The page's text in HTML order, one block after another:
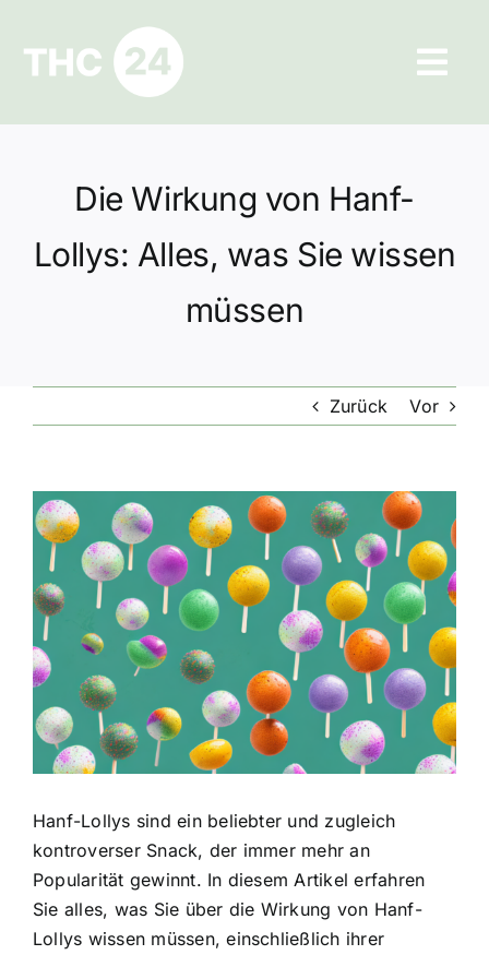
springen
Ratgeber
Hilfe und Kontakt
Datenschutz
Die Wirkung von Hanf-
Lollys: Alles, was Sie wissen
müssen
Zurück Vor
Zeige
grösseres
Bild
Hanf-Lollys sind ein beliebter und zugleich
kontroverser Snack, der immer mehr an
Popularität gewinnt. In diesem Artikel erfahren
Sie alles, was Sie über die Wirkung von Hanf-
Lollys wissen müssen, einschließlich ihrer